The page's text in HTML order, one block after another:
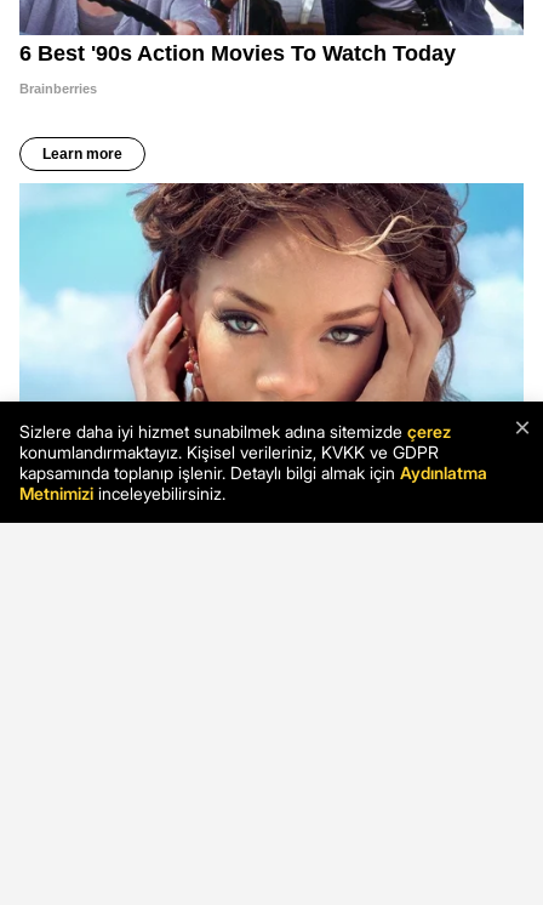
×
Sizlere daha iyi hizmet sunabilmek adına sitemizde çerez
konumlandırmaktayız. Kişisel verileriniz, KVKK ve GDPR
kapsamında toplanıp işlenir. Detaylı bilgi almak için Aydınlatma
Metnimizi inceleyebilirsiniz.